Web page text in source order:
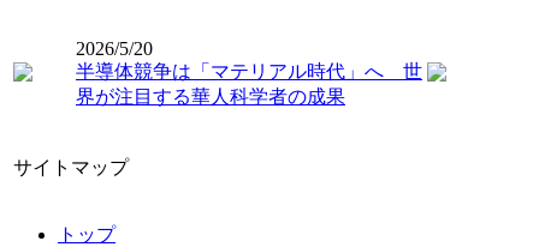
2026/5/20
半導体競争は「マテリアル時代」へ 世
界が注目する華人科学者の成果
サイトマップ
トップ